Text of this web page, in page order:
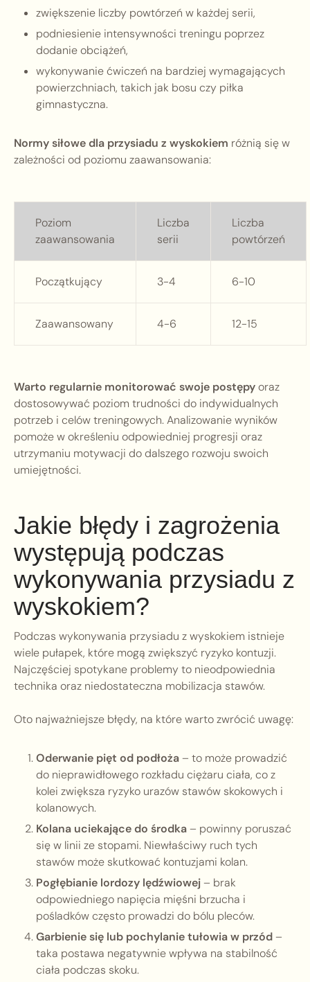
zwiększenie liczby powtórzeń w każdej serii,
podniesienie intensywności treningu poprzez
dodanie obciążeń,
wykonywanie ćwiczeń na bardziej wymagających
powierzchniach, takich jak bosu czy piłka
gimnastyczna.
Normy siłowe dla przysiadu z wyskokiem różnią się w
zależności od poziomu zaawansowania:
Poziom
zaawansowania
Liczba
serii
Liczba
powtórzeń
Początkujący 3-4 6-10
Zaawansowany 4-6 12-15
Warto regularnie monitorować swoje postępyoraz
dostosowywać poziom trudności do indywidualnych
potrzeb i celów treningowych. Analizowanie wyników
pomoże w określeniu odpowiedniej progresji oraz
utrzymaniu motywacji do dalszego rozwoju swoich
umiejętności.
Jakie błędy i zagrożenia
występują podczas
wykonywania przysiadu z
wyskokiem?
Podczas wykonywania przysiadu z wyskokiem istnieje
wiele pułapek, które mogą zwiększyć ryzyko kontuzji.
Najczęściej spotykane problemy to nieodpowiednia
technika oraz niedostateczna mobilizacja stawów.
Oto najważniejsze błędy, na które warto zwrócić uwagę:
Oderwanie pięt od podłoża– to może prowadzić
do nieprawidłowego rozkładu ciężaru ciała, co z
kolei zwiększa ryzyko urazów stawów skokowych i
kolanowych.
Kolana uciekające do środka– powinny poruszać
się w linii ze stopami. Niewłaściwy ruch tych
stawów może skutkować kontuzjami kolan.
Pogłębianie lordozy lędźwiowej– brak
odpowiedniego napięcia mięśni brzucha i
pośladków często prowadzi do bólu pleców.
Garbienie się lub pochylanie tułowia w przód–
taka postawa negatywnie wpływa na stabilność
ciała podczas skoku.